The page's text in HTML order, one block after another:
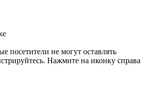
посетители не могут оставлять
Нажмите на иконку справа